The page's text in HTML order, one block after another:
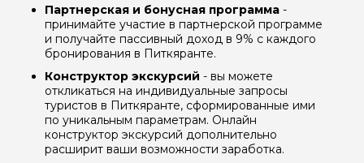
Партнерская и бонусная программа -
принимайте участие в партнерской программе
и получайте пассивный доход в 9% с каждого
бронирования в Питкяранте.
Конструктор экскурсий - вы можете
откликаться на индивидуальные запросы
туристов в Питкяранте, сформированные ими
по уникальным параметрам. Онлайн
конструктор экскурсий дополнительно
расширит ваши возможности заработка.